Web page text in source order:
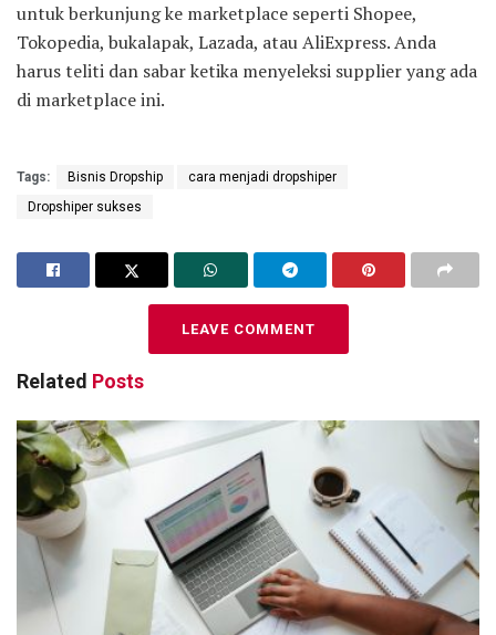
untuk berkunjung ke marketplace seperti Shopee,
Tokopedia, bukalapak, Lazada, atau AliExpress. Anda
harus teliti dan sabar ketika menyeleksi supplier yang ada
di marketplace ini.
Tags: Bisnis Dropship
cara menjadi dropshiper
Dropshiper sukses
LEAVE COMMENT
Related Posts